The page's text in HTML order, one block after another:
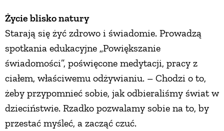
Życie blisko natury
Starają się żyć zdrowo i świadomie. Prowadzą
spotkania edukacyjne „Powiększanie
świadomości”, poświęcone medytacji, pracy z
ciałem, właściwemu odżywianiu. – Chodzi o to,
żeby przypomnieć sobie, jak odbieraliśmy świat w
dzieciństwie. Rzadko pozwalamy sobie na to, by
przestać myśleć, a zacząć czuć.